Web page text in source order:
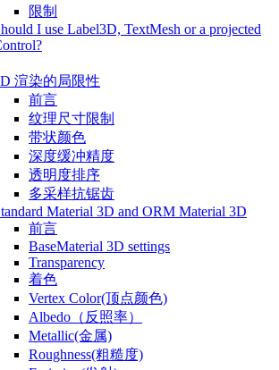
限制
I use Label3D, TextMesh or a projected
渲染的局限性
前言
纹理尺寸限制
带状颜色
深度缓冲精度
透明度排序
多采样抗锯齿
Material 3D and ORM Material 3D
前言
BaseMaterial 3D settings
Transparency
着色
Vertex Color(顶点颜色)
Albedo（反照率）
Metallic(金属)
Roughness(粗糙度)